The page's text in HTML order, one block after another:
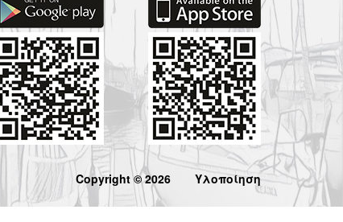
Copyright © 2026 Υλοποίηση